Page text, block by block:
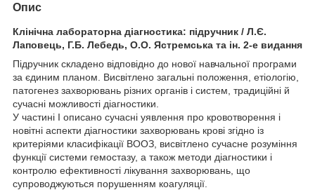
Опис
Клінічна лабораторна діагностика: підручник / Л.Є.
Лаповець, Г.Б. Лебедь, О.О. Ястремська та ін. 2-е видання
Підручник складено відповідно до нової навчальної програми
за єдиним планом. Висвітлено загальні положення, етіологію,
патогенез захворювань різних органів і систем, традиційні й
сучасні можливості діагностики.
У частині I описано сучасні уявлення про кровотворення і
новітні аспекти діагностики захворювань крові згідно із
критеріями класифікації ВООЗ, висвітлено сучасне розуміння
функції системи гемостазу, а також методи діагностики і
контролю ефективності лікування захворювань, що
супроводжуються порушенням коагуляції.